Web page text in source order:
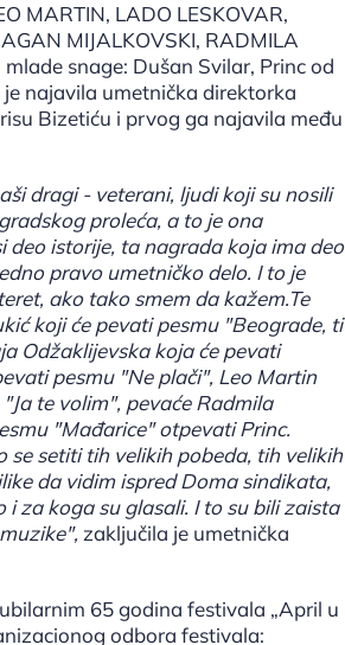
MARTIN, LADO LESKOVAR,
MIJALKOVSKI, RADMILA
snage: Dušan Svilar, Princ od
najavila umetnička direktorka
Bizetiću i prvog ga najavila među
dragi - veterani, ljudi koji su nosili
proleća, a to je ona
deo istorije, ta nagrada koja ima deo
pravo umetničko delo. I to je
ako tako smem da kažem.Te
koji će pevati pesmu "Beograde, ti
Odžaklijevska koja će pevati
pesmu "Ne plači", Leo Martin
te volim", pevaće Radmila
"Mađarice" otpevati Princ.
se setiti tih velikih pobeda, tih velikih
da vidim ispred Doma sindikata,
za koga su glasali. I to su bili zaista
zaključila je umetnička
65 godina festivala „April u
odbora festivala: